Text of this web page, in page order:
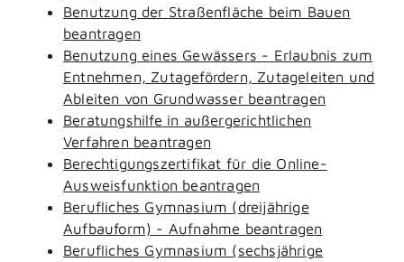
Benutzung der Straßenfläche beim Bauen
beantragen
Benutzung eines Gewässers - Erlaubnis zum
Entnehmen, Zutagefördern, Zutageleiten und
Ableiten von Grundwasser beantragen
Beratungshilfe in außergerichtlichen
Verfahren beantragen
Berechtigungszertifikat für die Online-
Ausweisfunktion beantragen
Berufliches Gymnasium (dreijährige
Aufbauform) - Aufnahme beantragen
Berufliches Gymnasium (sechsjährige